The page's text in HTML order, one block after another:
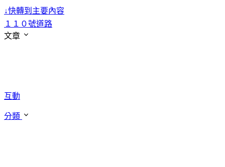
↓快轉到主要內容
１１０號道路
文章
互動
分類